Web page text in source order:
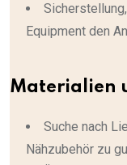
Equipment den
Materialien
Suche nach
Nähzubehör zu